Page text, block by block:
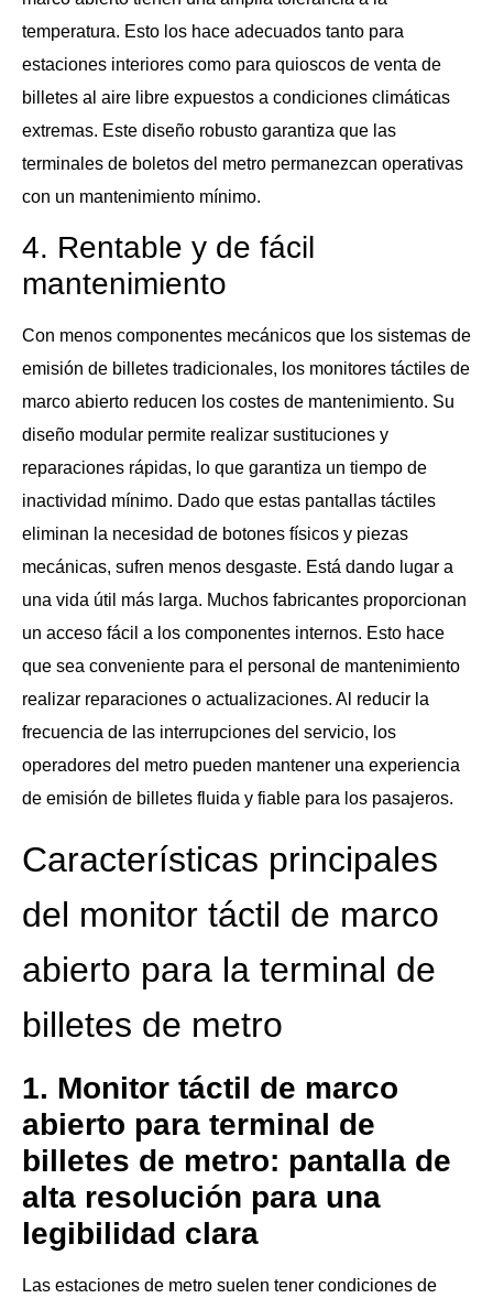
temperatura. Esto los hace adecuados tanto para
estaciones interiores como para quioscos de venta de
billetes al aire libre expuestos a condiciones climáticas
extremas. Este diseño robusto garantiza que las
terminales de boletos del metro permanezcan operativas
con un mantenimiento mínimo.
4. Rentable y de fácil
mantenimiento
Con menos componentes mecánicos que los sistemas de
emisión de billetes tradicionales, los monitores táctiles de
marco abierto reducen los costes de mantenimiento. Su
diseño modular permite realizar sustituciones y
reparaciones rápidas, lo que garantiza un tiempo de
inactividad mínimo. Dado que estas pantallas táctiles
eliminan la necesidad de botones físicos y piezas
mecánicas, sufren menos desgaste. Está dando lugar a
una vida útil más larga. Muchos fabricantes proporcionan
un acceso fácil a los componentes internos. Esto hace
que sea conveniente para el personal de mantenimiento
realizar reparaciones o actualizaciones. Al reducir la
frecuencia de las interrupciones del servicio, los
operadores del metro pueden mantener una experiencia
de emisión de billetes fluida y fiable para los pasajeros.
Características principales
del monitor táctil de marco
abierto para la terminal de
billetes de metro
1. Monitor táctil de marco
abierto para terminal de
billetes de metro: pantalla de
alta resolución para una
legibilidad clara
Las estaciones de metro suelen tener condiciones de